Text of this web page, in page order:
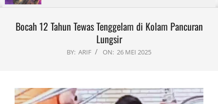
Menu
Bocah 12 Tahun Tewas Tenggelam di Kolam Pancuran
Lungsir
BY: ARIF ON: 26 MEI 2025